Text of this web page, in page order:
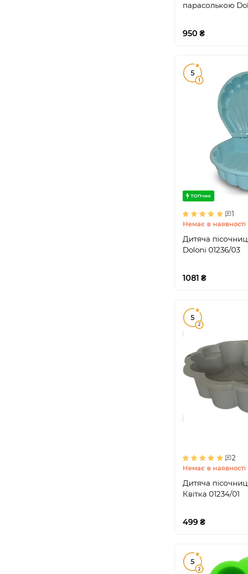
парасолькою
950 ₴
5
1
ТОПчик
1
Немає в наявності
Дитяча
Doloni 01236/03
1081 ₴
5
2
2
Немає в наявності
Дитяча
Квітка 01234/01
499 ₴
5
2